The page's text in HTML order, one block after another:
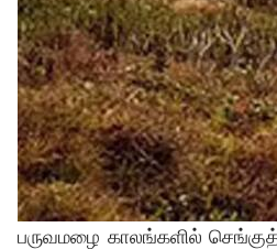
பருவமழை காலங்களில்